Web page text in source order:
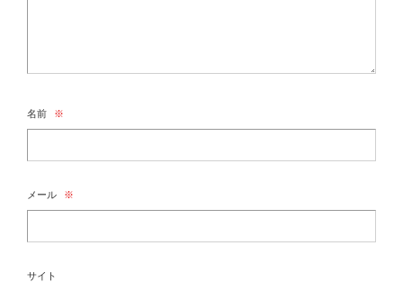
名前 ※
メール ※
サイト